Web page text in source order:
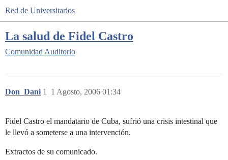
Red de Universitarios
La salud de Fidel Castro
Comunidad Auditorio
Don_Dani 1 Agosto, 2006 01:34
1
Fidel Castro el mandatario de Cuba, sufrió una crisis intestinal que
le llevó a someterse a una intervención.
Extractos de su comunicado.